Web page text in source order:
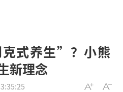
式养生”？小熊
新理念